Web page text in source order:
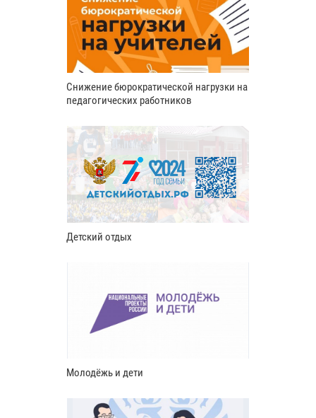
Снижение бюрократической нагрузки на
педагогических работников
Детский отдых
Молодёжь и дети